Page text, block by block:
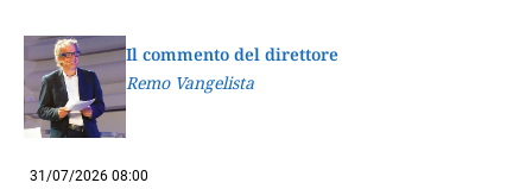
Il commento del direttore
Remo Vangelista
31/07/2026 08:00